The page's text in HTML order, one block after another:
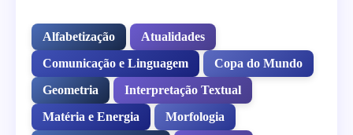
Alfabetização
Atualidades
Comunicação e Linguagem
Copa do Mundo
Geometria
Interpretação Textual
Matéria e Energia
Morfologia